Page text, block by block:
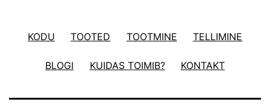
KODU TOOTED TOOTMINE TELLIMINE
BLOGI KUIDAS TOIMIB? KONTAKT